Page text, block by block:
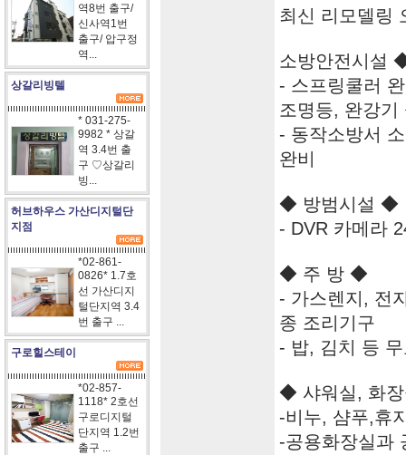
역8번 출구/
신사역1번
출구/ 압구정
역...
상갈리빙텔
* 031-275-
9982 * 상갈
역 3.4번 출
구 ♡상갈리
빙...
허브하우스 가산디지털단
지점
*02-861-
0826* 1.7호
선 가산디지
털단지역 3.4
번 출구 ...
구로힐스테이
*02-857-
1118* 2호선
구로디지털
단지역 1.2번
출구 ...
최신 리모델링
소방안전시설
- 스프링쿨러
조명등, 완강기
- 동작소방서
완비
◆ 방범시설 ◆
- DVR 카메라
◆ 주 방 ◆
- 가스렌지, 전
종 조리기구
- 밥, 김치 등
◆ 샤워실, 화
-비누, 샴푸,휴
-공용화장실과